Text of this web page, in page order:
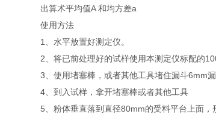
出算术平均值A 和均方差a
使用方法
1、水平放置好测定仪。
2、将已前处理好的试样使用本测定仪标配的
3、使用堵塞棒，或者其他工具堵住漏斗6mm
4、到入试样，拿开堵塞棒或者其他工具
5、粉体垂直落到直径80mm的受料平台上面，